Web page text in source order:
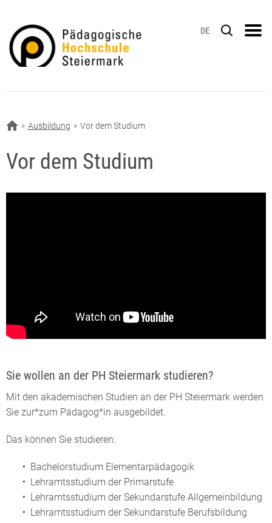
DE
Ausbildung Vor dem Studium
Vor dem Studium
Sie wollen an der PH Steiermark studieren?
Mit den akademischen Studien an der PH Steiermark werden
Sie zur*zum Pädagog*in ausgebildet.
Das können Sie studieren:
Bachelorstudium Elementarpädagogik
Lehramtsstudium der Primarstufe
Lehramtsstudium der Sekundarstufe Allgemeinbildung
Lehramtsstudium der Sekundarstufe Berufsbildung